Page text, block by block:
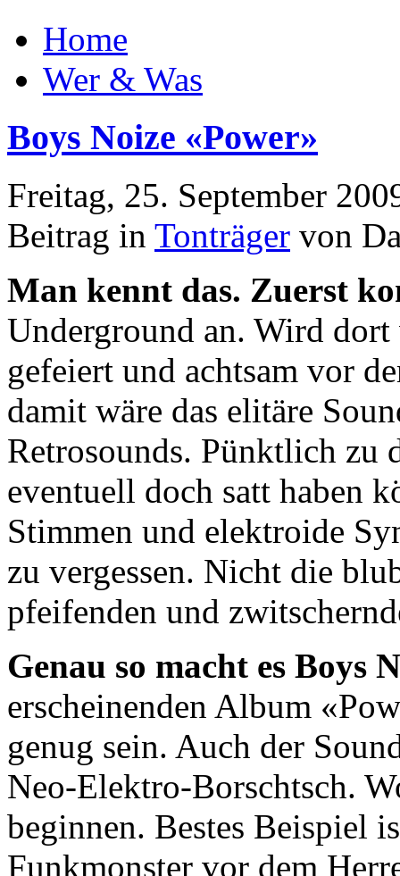
Home
Wer & Was
Boys Noize «Power»
Freitag, 25. September
Beitrag in Tonträger von
Man kennt das. Zuerst
Underground an. Wird
gefeiert und achtsam vor
damit wäre das elitäre
Retrosounds. Pünktlich zu
eventuell doch satt haben
Stimmen und elektroide
zu vergessen. Nicht die
pfeifenden und
Genau so macht es Boys
erscheinenden Album
genug sein. Auch der
Neo-Elektro-Borschtsch.
beginnen. Bestes Beispiel
Funkmonster vor dem